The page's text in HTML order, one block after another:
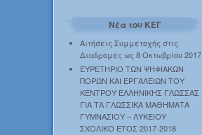
Νέα του ΚΕΓ
Αιτήσεις Συμμετοχής στις
Διαδρομές ως 8 Οκτωβρίου 2017
ΕΥΡΕΤΗΡΙΟ ΤΩΝ ΨΗΦΙΑΚΩΝ
ΠΟΡΩΝ ΚΑΙ ΕΡΓΑΛΕΙΩΝ ΤΟΥ
ΚΕΝΤΡΟΥ ΕΛΛΗΝΙΚΗΣ ΓΛΩΣΣΑΣ
ΓΙΑ ΤΑ ΓΛΩΣΣΙΚΑ ΜΑΘΗΜΑΤΑ
ΓΥΜΝΑΣΙΟΥ – ΛΥΚΕΙΟΥ
ΣΧΟΛΙΚΟ ΕΤΟΣ 2017-2018